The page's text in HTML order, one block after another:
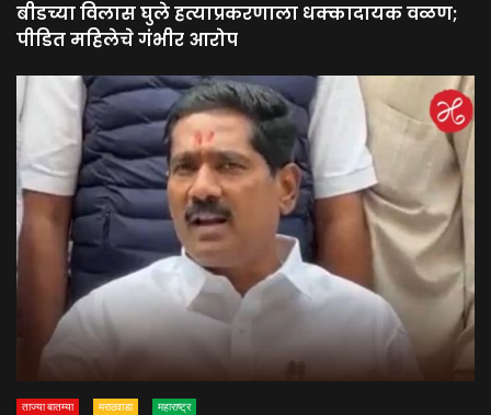
बीडच्या विलास घुले हत्याप्रकरणाला धक्कादायक वळण;
पीडित महिलेचे गंभीर आरोप
ताज्या बातम्या मराठवाडा महाराष्ट्र